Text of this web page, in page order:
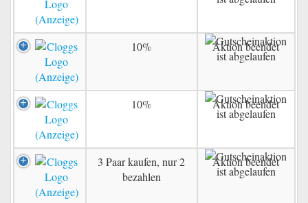
10% Aktion beendet
10% Aktion beendet
3 Paar kaufen, nur 2
bezahlen
Aktion beendet